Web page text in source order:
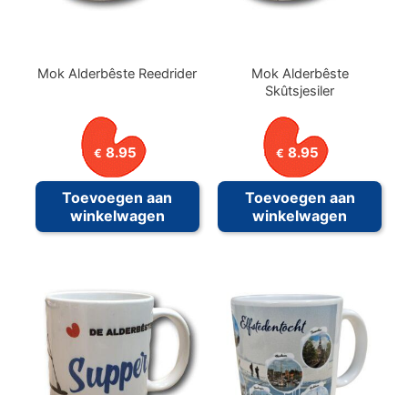
Mok Alderbêste Reedrider
€ 8.95
Toevoegen aan
winkelwagen
Mok Alderbêste
Skûtsjesiler
€ 8.95
Toevoegen aan
winkelwagen